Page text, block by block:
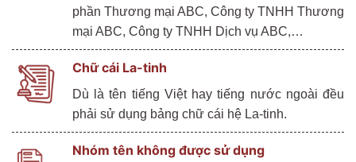
phần Thương mại ABC, Công ty TNHH Thương
mại ABC, Công ty TNHH Dịch vụ ABC,…
Chữ cái La-tinh
Dù là tên tiếng Việt hay tiếng nước ngoài đều
phải sử dụng bảng chữ cái hệ La-tinh.
Nhóm tên không được sử dụng